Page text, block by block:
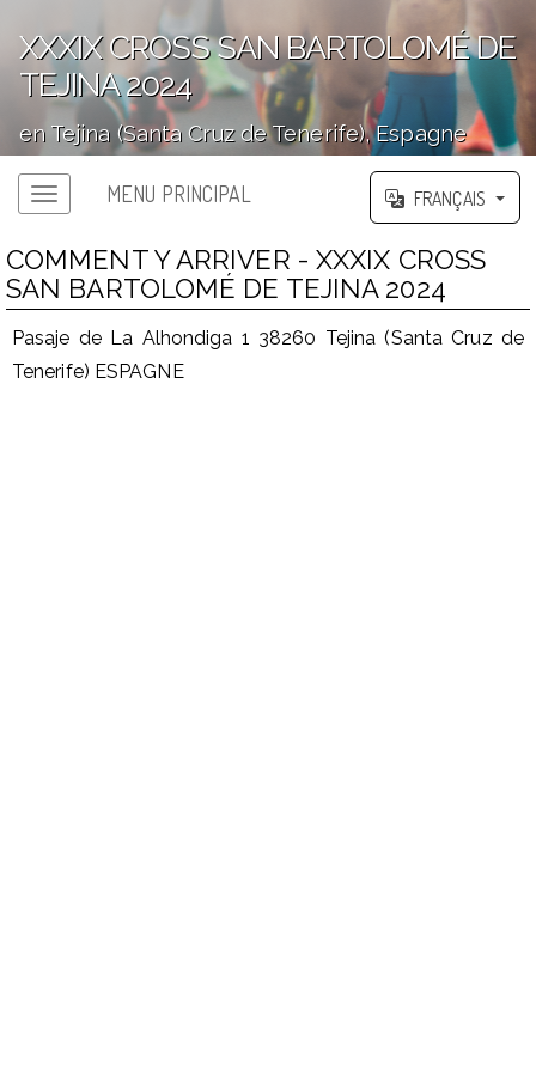
XXXIX CROSS SAN BARTOLOMÉ DE
TEJINA 2024
en Tejina (Santa Cruz de Tenerife), Espagne
MENU PRINCIPAL FRANÇAIS
COMMENT Y ARRIVER - XXXIX CROSS
SAN BARTOLOMÉ DE TEJINA 2024
Pasaje de La Alhondiga 1 38260 Tejina (Santa Cruz de
Tenerife) ESPAGNE